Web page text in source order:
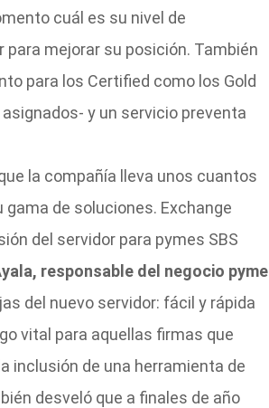
cuál es su nivel de
mejorar su posición. También
para los Certified como los Gold
y un servicio preventa
la compañía lleva unos cuantos
de soluciones. Exchange
del servidor para pymes SBS
responsable del negocio pyme
del nuevo servidor: fácil y rápida
vital para aquellas firmas que
inclusión de una herramienta de
desveló que a finales de año